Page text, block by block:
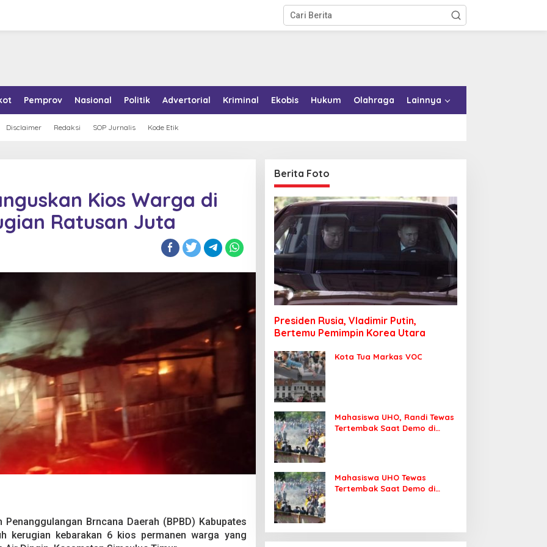
Pemprov Nasional Politik Advertorial Kriminal Ekobis Hukum Olahraga Lainnya
Disclaimer Redaksi SOP Jurnalis Kode Etik
Kios Warga di
Ratusan Juta
Penanggulangan Brncana Daerah (BPBD) Kabupates
kerugian kebarakan 6 kios permanen warga yang
Berita Foto
Presiden Rusia, Vladimir Putin,
Bertemu Pemimpin Korea Utara
Kota Tua Markas VOC
Mahasiswa UHO, Randi Tewas
Tertembak Saat Demo di
Mahasiswa UHO Tewas
Tertembak Saat Demo di